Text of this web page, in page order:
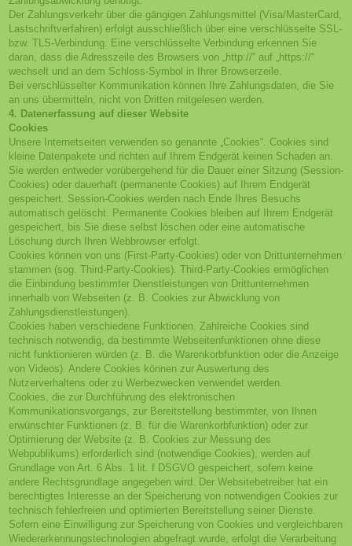
Der Zahlungsverkehr über die gängigen Zahlungsmittel (Visa/MasterCard,
Lastschriftverfahren) erfolgt ausschließlich über eine verschlüsselte SSL-
bzw. TLS-Verbindung. Eine verschlüsselte Verbindung erkennen Sie
daran, dass die Adresszeile des Browsers von „http://“ auf „https://“
wechselt und an dem Schloss-Symbol in Ihrer Browserzeile.
Bei verschlüsselter Kommunikation können Ihre Zahlungsdaten, die Sie
an uns übermitteln, nicht von Dritten mitgelesen werden.
4. Datenerfassung auf dieser Website
Cookies
Unsere Internetseiten verwenden so genannte „Cookies“. Cookies sind
kleine Datenpakete und richten auf Ihrem Endgerät keinen Schaden an.
Sie werden entweder vorübergehend für die Dauer einer Sitzung (Session-
Cookies) oder dauerhaft (permanente Cookies) auf Ihrem Endgerät
gespeichert. Session-Cookies werden nach Ende Ihres Besuchs
automatisch gelöscht. Permanente Cookies bleiben auf Ihrem Endgerät
gespeichert, bis Sie diese selbst löschen oder eine automatische
Löschung durch Ihren Webbrowser erfolgt.
Cookies können von uns (First-Party-Cookies) oder von Drittunternehmen
stammen (sog. Third-Party-Cookies). Third-Party-Cookies ermöglichen
die Einbindung bestimmter Dienstleistungen von Drittunternehmen
innerhalb von Webseiten (z. B. Cookies zur Abwicklung von
Zahlungsdienstleistungen).
Cookies haben verschiedene Funktionen. Zahlreiche Cookies sind
technisch notwendig, da bestimmte Webseitenfunktionen ohne diese
nicht funktionieren würden (z. B. die Warenkorbfunktion oder die Anzeige
von Videos). Andere Cookies können zur Auswertung des
Nutzerverhaltens oder zu Werbezwecken verwendet werden.
Cookies, die zur Durchführung des elektronischen
Kommunikationsvorgangs, zur Bereitstellung bestimmter, von Ihnen
erwünschter Funktionen (z. B. für die Warenkorbfunktion) oder zur
Optimierung der Website (z. B. Cookies zur Messung des
Webpublikums) erforderlich sind (notwendige Cookies), werden auf
Grundlage von Art. 6 Abs. 1 lit. f DSGVO gespeichert, sofern keine
andere Rechtsgrundlage angegeben wird. Der Websitebetreiber hat ein
berechtigtes Interesse an der Speicherung von notwendigen Cookies zur
technisch fehlerfreien und optimierten Bereitstellung seiner Dienste.
Sofern eine Einwilligung zur Speicherung von Cookies und vergleichbaren
Wiedererkennungstechnologien abgefragt wurde, erfolgt die Verarbeitung